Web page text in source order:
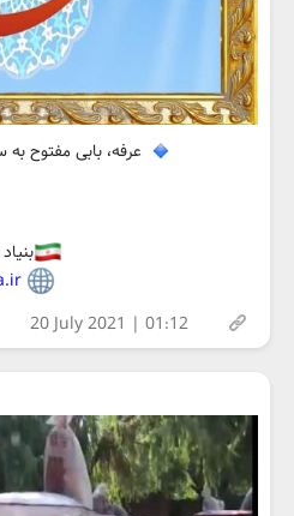
عرفه، بابی مفتوح
20 July 2021 | 01:12